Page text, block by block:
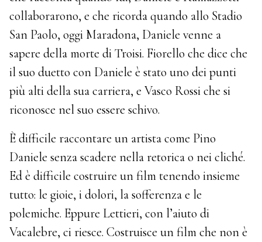
collaborarono, e che ricorda quando allo Stadio
San Paolo, oggi Maradona, Daniele venne a
sapere della morte di Troisi. Fiorello che dice che
il suo duetto con Daniele è stato uno dei punti
più alti della sua carriera, e Vasco Rossi che si
riconosce nel suo essere schivo.
È difficile raccontare un artista come Pino
Daniele senza scadere nella retorica o nei cliché.
Ed è difficile costruire un film tenendo insieme
tutto: le gioie, i dolori, la sofferenza e le
polemiche. Eppure Lettieri, con l’aiuto di
Vacalebre, ci riesce. Costruisce un film che non è